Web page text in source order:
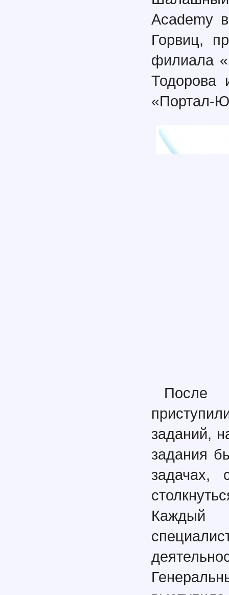
Academy
Горвиц,
филиала
Тодорова
«Портал-
После
заданий,
задания
задачах,